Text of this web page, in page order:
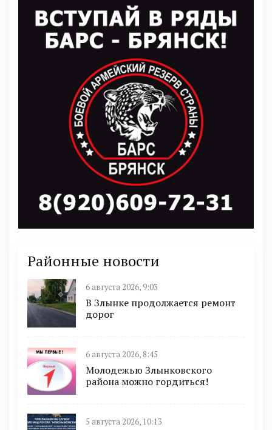
Районные новости
6 августа 2026, 9:03
В Злынке продолжается ремонт
дорог
6 августа 2026, 8:45
Молодежью Злынковского
района можно гордиться!
5 августа 2026, 10:13